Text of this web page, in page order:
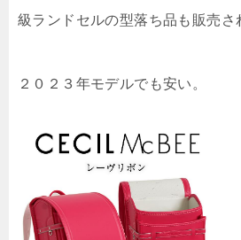
級ランドセルの型落ち品も販売さ
２０２３年モデルでも安い。